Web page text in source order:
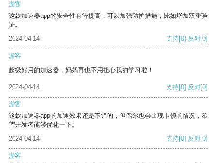
游客
这款加速器app的安全性有待提高，可以加强防护措施，比如增加双重验
证。
2024-04-14
支持[0] 反对[0]
游客
超级好用的加速器，妈妈再也不用担心我的学习啦！
2024-04-14 支持[0] 反对[0]
游客
这款加速器app的加速效果还是不错的，但偶尔也会出现卡顿的情况，希
望开发者能够优化一下。
2024-04-14
支持[0] 反对[0]
游客